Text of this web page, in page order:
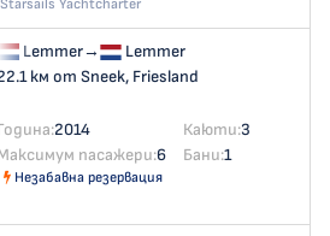
Starsails Yachtcharter
Lemmer→
Lemmer
км от Sneek, Friesland
2014 Каюти:3
пасажери:6 Бани:1
Незабавна резервация